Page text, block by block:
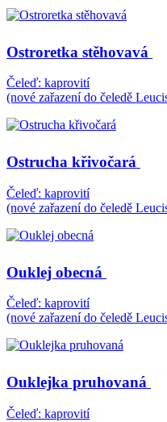
Ostroretka stěhovavá
Čeleď: kaprovití
(nové zařazení do čeledě
Ostrucha křivočará
Čeleď: kaprovití
(nové zařazení do čeledě
Ouklej obecná
Čeleď: kaprovití
(nové zařazení do čeledě
Ouklejka pruhovaná
Čeleď: kaprovití